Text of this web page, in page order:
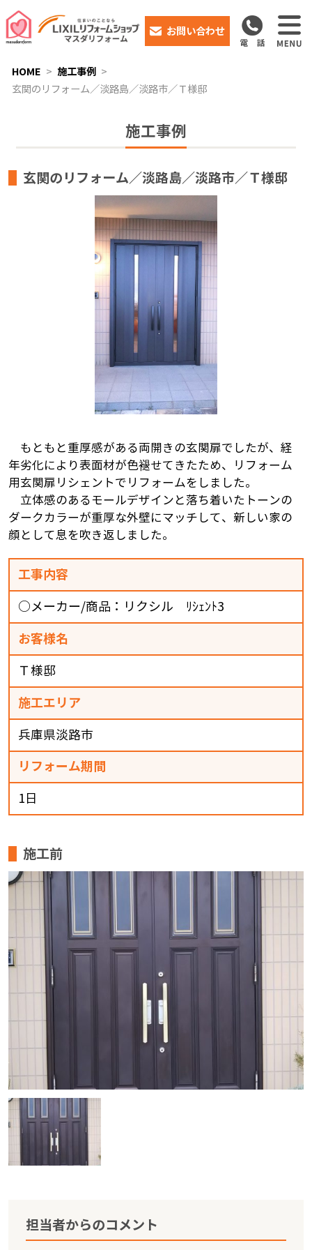
お問い合わせ
HOME
施工事例
玄関のリフォーム／淡路島／淡路市／Ｔ様邸
施工事例
玄関のリフォーム／淡路島／淡路市／Ｔ様邸
もともと重厚感がある両開きの玄関扉でしたが、経
年劣化により表面材が色褪せてきたため、リフォーム
用玄関扉リシェントでリフォームをしました。
立体感のあるモールデザインと落ち着いたトーンの
ダークカラーが重厚な外壁にマッチして、新しい家の
顔として息を吹き返しました。
工事内容
○メーカー/商品：リクシル ﾘｼｪﾝﾄ3
お客様名
Ｔ様邸
施工エリア
兵庫県淡路市
リフォーム期間
1日
施工前
担当者からのコメント